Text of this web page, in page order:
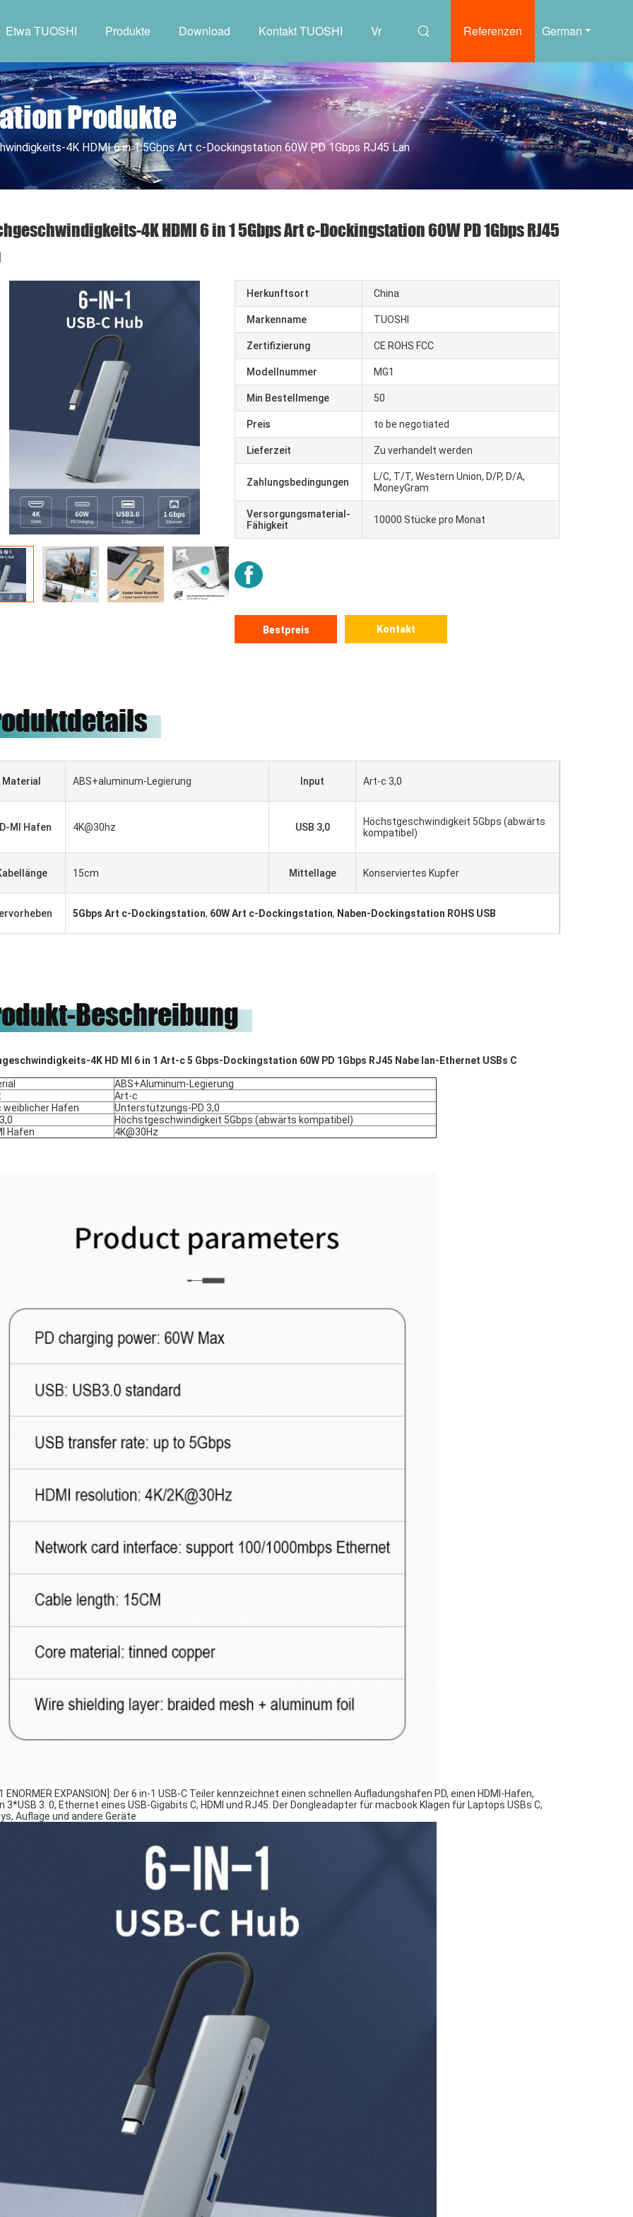
German
Referenzen
Etwa TUOSHI Produkte Download Kontakt TUOSHI Vr
Produkte
4K HDMI 6 in 1 5Gbps Art c-Dockingstation 60W PD 1Gbps RJ45 Lan
Gabriel Haddad
mit zusammen für 5 Jahre, sie
sind guter Lieferant und gute
4K HDMI 6 in 1 5Gbps Art c-Dockingstation 60W PD 1Gbps RJ45
Herkunftsort China
Markenname TUOSHI
Zertifizierung CE ROHS FCC
Modellnummer MG1
Min Bestellmenge 50
Preis to be negotiated
Lieferzeit Zu verhandelt werden
Zahlungsbedingungen
L/C, T/T, Western Union, D/P, D/A,
MoneyGram
Versorgungsmaterial-
Fähigkeit
10000 Stücke pro Monat
Bestpreis Kontakt
Material ABS+aluminum-Legierung Input Art-c 3,0
MI Hafen 4K@30hz USB 3,0
Höchstgeschwindigkeit 5Gbps (abwärts
kompatibel)
15cm Mittellage Konserviertes Kupfer
5Gbps Art c-Dockingstation, 60W Art c-Dockingstation, Naben-Dockingstation ROHS USB
Beschreibung
4K HD MI 6 in 1 Art-c 5 Gbps-Dockingstation 60W PD 1Gbps RJ45 Nabe lan-Ethernet USBs C
ABS+Aluminum-Legierung
Art-c
weiblicher Hafen
Unterstützungs-PD 3,0
Höchstgeschwindigkeit 5Gbps (abwärts kompatibel)
Hafen
4K@30Hz
ENORMER EXPANSION]: Der 6 in-1 USB-C Teiler kennzeichnet einen schnellen Aufladungshafen PD, einen HDMI-Hafen,
3*USB 3. 0, Ethernet eines USB-Gigabits C, HDMI und RJ45. Der Dongleadapter für macbook Klagen für Laptops USBs C,
Auflage und andere Geräte